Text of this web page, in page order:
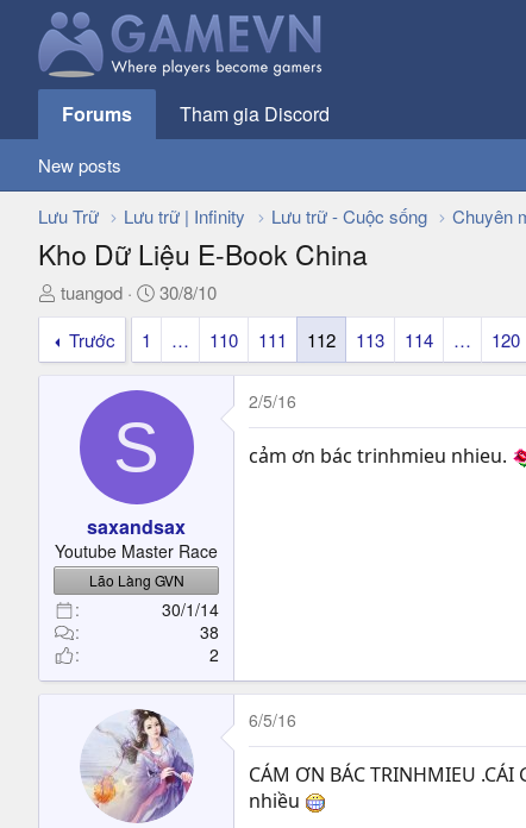
Forums Tham gia Discord
New posts
Lưu Trữ Lưu trữ | Infinity Lưu trữ - Cuộc sống Chuyên
Kho Dữ Liệu E-Book China
T
h
e
t
e
r
tuangod
N
g
y
g
30/8/10
Trước
1 … 110 111 112 113 114 … 120
S
saxandsax
Youtube Master Race
Lão Làng GVN
30/1/14
38
2
2/5/16
cảm ơn bác trinhmieu nhieu.
6/5/16
CÁM ƠN BÁC TRINHMIEU
nhiều